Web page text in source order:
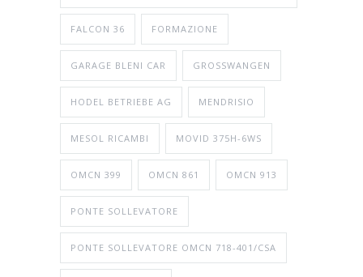
FALCON 36 FORMAZIONE
GARAGE BLENI CAR GROSSWANGEN
HODEL BETRIEBE AG MENDRISIO
MESOL RICAMBI MOVID 375H-6WS
OMCN 399 OMCN 861 OMCN 913
PONTE SOLLEVATORE
PONTE SOLLEVATORE OMCN 718-401/CSA